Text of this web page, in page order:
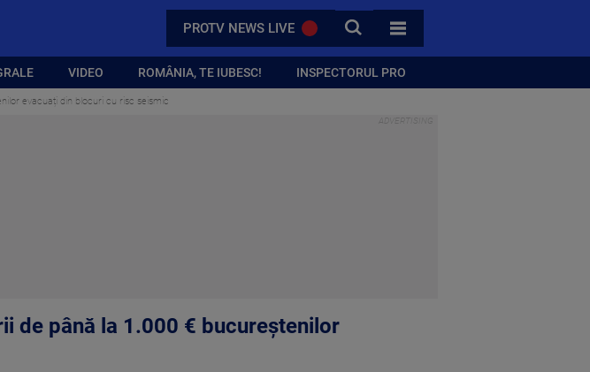
PROTV NEWS LIVE CAUTA
TOATE CATEGORIILE
VIDEO ROMÂNIA, TE IUBESC! INSPECTORUL PRO
evacuați din blocuri cu risc seismic
de până la 1.000 € bucureștenilor